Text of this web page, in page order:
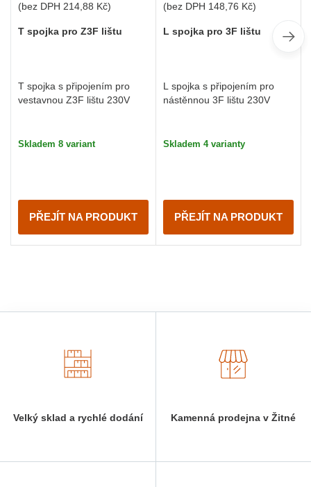
(bez DPH 214,88 Kč)
T spojka pro Z3F lištu
T spojka s připojením pro
vestavnou Z3F lištu 230V
Skladem 8 variant
PŘEJÍT NA PRODUKT
(bez DPH 148,76 Kč)
L spojka pro 3F lištu
L spojka s připojením pro
nástěnnou 3F lištu 230V
Skladem 4 varianty
PŘEJÍT NA PRODUKT
Velký sklad a rychlé dodání Kamenná prodejna v Žitné